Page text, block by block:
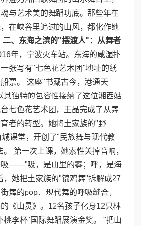
与艺术美的舞蹈功底。那些年在
在峡谷里追过的山风，都化作她
二、东海之滨的"摆渡人" ：从舞者
年，宁波火车站。东海的咸湿扑
张写有"七色花艺术团"地址的纸
票。 这座"书藏古今，港通天
其独特的包容性接纳了这位湘西姑
七色花艺术团，王晶完成了从舞
者的转型。她将土家族的"野
课堂，开创了"民族舞与现代教
第一次上课，她索性关掉音响，
吸——"吸，是山里的雾；呼，是海
，她把土家族的"锦鸡舞"拆解成27
舞的pop、现代舞的呼吸缝合，
《山灵》。12名孩子化身12只林
桃李杯"国际舞蹈展演金奖。 "把山